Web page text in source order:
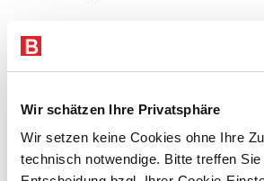
Wir schätzen Ihre Privatsphäre
Wir setzen keine Cookies ohne Ihre
technisch notwendige. Bitte treffen
Regalkästen - PP
Regalkästen - PP
Zubehör